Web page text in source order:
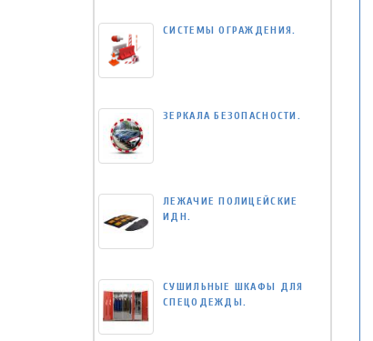
СИСТЕМЫ ОГРАЖДЕНИЯ.
ЗЕРКАЛА БЕЗОПАСНОСТИ.
ЛЕЖАЧИЕ ПОЛИЦЕЙСКИЕ
ИДН.
СУШИЛЬНЫЕ ШКАФЫ ДЛЯ
СПЕЦОДЕЖДЫ.